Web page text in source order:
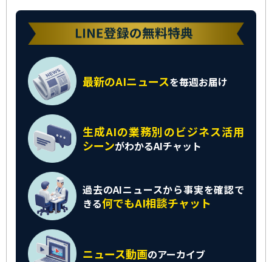
最新のAIニュースを毎週お届け
生成AIの業務別のビジネス活用
シーンがわかるAIチャット
過去のAIニュースから事実を確認で
きる何でもAI相談チャット
ニュース動画のアーカイブ